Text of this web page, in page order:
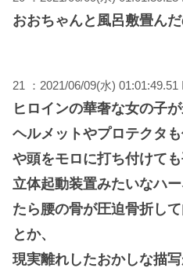
おおちゃんと風呂敷畳ん
21 ：2021/06/09(水)
ヒロインの華奢な女の子が
ヘルメットやプロテクタ
や頭をモロに打ち付けても
立体起動装置みたいなハ
たら腰の骨が圧迫骨折し
とか、
現実離れしたおかしな描写